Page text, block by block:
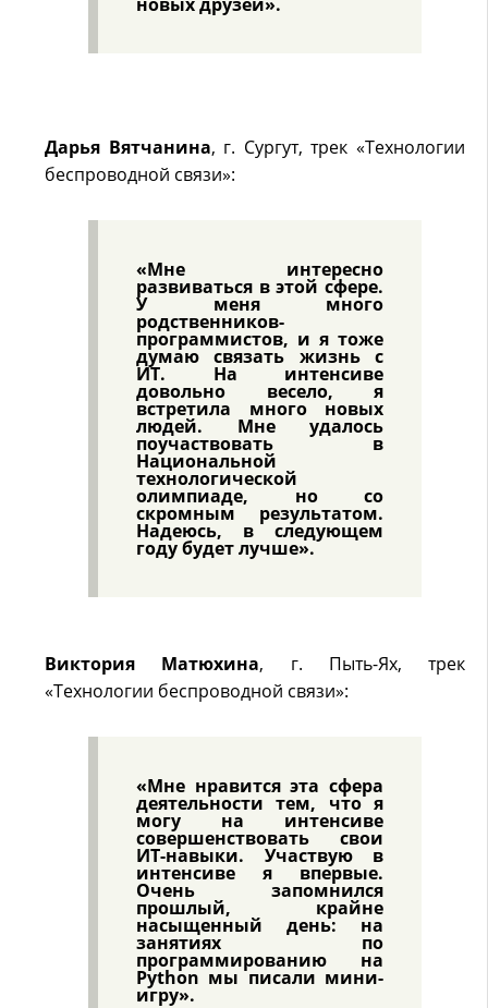
Дарья Вятчанина, г. Сургут, трек «Технологии
беспроводной связи»:
«Мне интересно
развиваться в этой сфере.
У меня много
родственников-
программистов, и я тоже
думаю связать жизнь с
ИТ. На интенсиве
довольно весело, я
встретила много новых
людей. Мне удалось
поучаствовать в
Национальной
технологической
олимпиаде, но со
скромным результатом.
Надеюсь, в следующем
году будет лучше».
Виктория Матюхина, г. Пыть-Ях, трек
«Технологии беспроводной связи»:
«Мне нравится эта сфера
деятельности тем, что я
могу на интенсиве
совершенствовать свои
ИТ-навыки. Участвую в
интенсиве я впервые.
Очень запомнился
прошлый, крайне
насыщенный день: на
занятиях по
программированию на
Python мы писали мини-
игру».